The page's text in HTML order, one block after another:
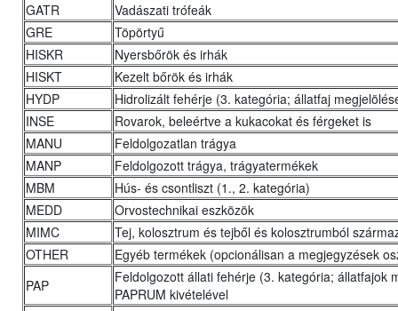
GATR
Vadászati trófeák
GRE
Töpörtyű
HISKR
Nyersbőrök és irhák
HISKT
Kezelt bőrök és irhák
HYDP
Hidrolizált fehérje (3. kategória; állatfaj
INSE
Rovarok, beleértve a kukacokat és férgeket is
MANU
Feldolgozatlan trágya
MANP
Feldolgozott trágya, trágyatermékek
MBM
Hús- és csontliszt (1., 2. kategória)
MEDD
Orvostechnikai eszközök
MIMC
Tej, kolosztrum és tejből és kolosztrumból
OTHER
Egyéb termékek (opcionálisan a megjegyzések
PAP
Feldolgozott állati fehérje (3. kategória; állatfajok
PAPRUM kivételével